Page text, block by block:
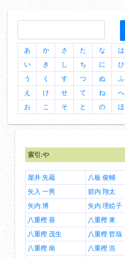
あ か さ た な は
い
き し ち に ひ
う
く す つ ぬ ふ
え
け せ て ね へ
お
こ そ と の ほ
索引:や
屋井 先蔵 八板 俊輔
矢入 一男
箭内 翔太
矢内 博
矢内 理絵子
八重樫 葵
八重樫 東
八重樫 茂生
八重樫 哲哉
八重樫 南
八重樫 浩